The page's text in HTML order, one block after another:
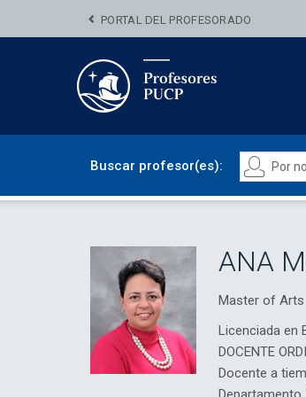
PORTAL DEL PROFESORADO
Buscar profesor(es):
ANA
Master of Arts
Licenciada en
DOCENTE
Docente a